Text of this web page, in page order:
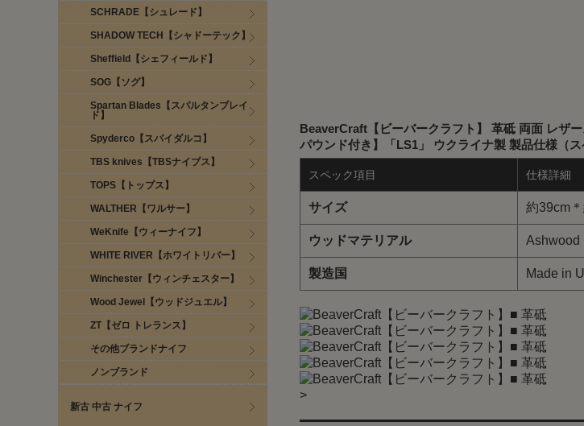
BeaverCraft【ビーバークラフト】 革砥 両面 レザ
パウンド付き】「LS1」 ウクライナ製 製品仕様（ス
スペック項目 仕様詳細
サイズ 約39cm
ウッドマテリアル Ashwood
製造国 Made in
>
SCHRADE【シュレード】
SHADOW TECH【シャドーテック】
Sheffield【シェフィールド】
SOG【ソグ】
Spartan Blades【スパルタンブレイ
ド】
Spyderco【スパイダルコ】
TBS knives【TBSナイブス】
TOPS【トップス】
WALTHER【ワルサー】
WeKnife【ウィーナイフ】
WHITE RIVER【ホワイトリバー】
Winchester【ウィンチェスター】
Wood Jewel【ウッドジュエル】
ZT【ゼロ トレランス】
その他ブランドナイフ
ノンブランド
新古 中古 ナイフ